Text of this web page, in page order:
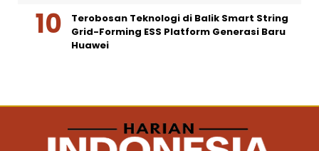
Terobosan Teknologi di Balik Smart String
Grid-Forming ESS Platform Generasi Baru
Huawei